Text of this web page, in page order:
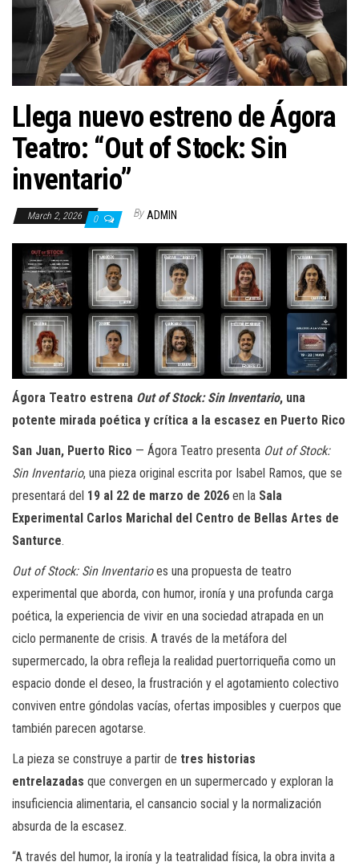
Llega nuevo estreno de Ágora
Teatro: “Out of Stock: Sin
inventario”
March 2, 2026 0 By ADMIN
Ágora Teatro estrena Out of Stock: Sin Inventario, una
potente mirada poética y crítica a la escasez en Puerto Rico
San Juan, Puerto Rico — Ágora Teatro presenta Out of Stock:
Sin Inventario, una pieza original escrita por Isabel Ramos, que se
presentará del 19 al 22 de marzo de 2026 en la Sala
Experimental Carlos Marichal del Centro de Bellas Artes de
Santurce.
Out of Stock: Sin Inventarioes una propuesta de teatro
experimental que aborda, con humor, ironía y una profunda carga
poética, la experiencia de vivir en una sociedad atrapada en un
ciclo permanente de crisis. A través de la metáfora del
supermercado, la obra refleja la realidad puertorriqueña como un
espacio donde el deseo, la frustración y el agotamiento colectivo
conviven entre góndolas vacías, ofertas imposibles y cuerpos que
también parecen agotarse.
La pieza se construye a partir de tres historias
entrelazadas que convergen en un supermercado y exploran la
insuficiencia alimentaria, el cansancio social y la normalización
absurda de la escasez.
“A través del humor, la ironía y la teatralidad física, la obra invita a